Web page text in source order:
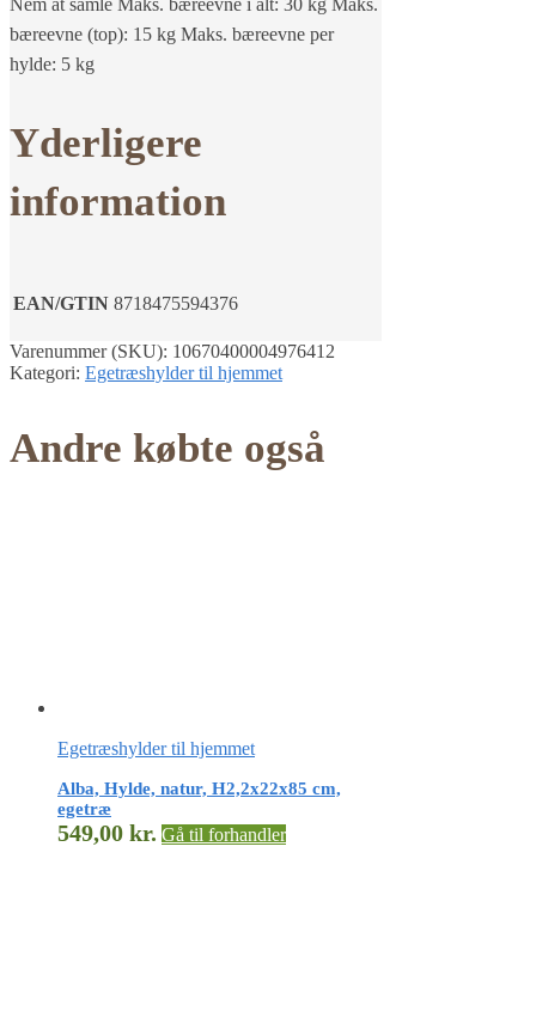
Nem at samle Maks. bæreevne i alt: 30 kg Maks.
bæreevne (top): 15 kg Maks. bæreevne per
hylde: 5 kg
Yderligere
information
EAN/GTIN 8718475594376
Varenummer (SKU): 10670400004976412
Kategori: Egetræshylder til hjemmet
Andre købte også
Egetræshylder til hjemmet
Alba, Hylde, natur, H2,2x22x85 cm,
egetræ
549,00 kr. Gå til forhandler